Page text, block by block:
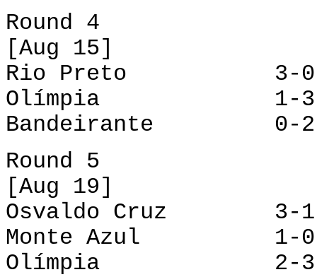
Round 4
[Aug 15]
Rio Preto 3-0
Olímpia 1-3
Bandeirante 0-2
Round 5
[Aug 19]
Osvaldo Cruz 3-1
Monte Azul 1-0
Olímpia 2-3